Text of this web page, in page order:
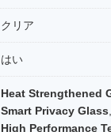
クリア
はい
Heat Strengthened
Smart Privacy Glass
High Performance